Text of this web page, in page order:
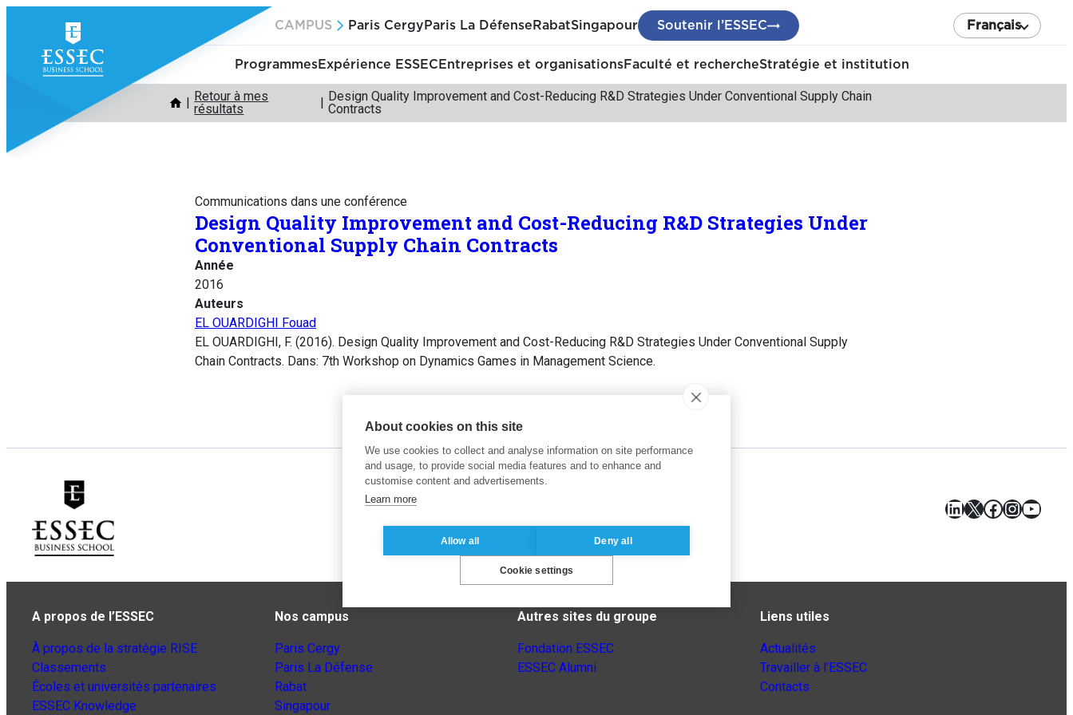
contenu
CAMPUS Paris Cergy Paris La Défense RabatSingapour Soutenir l’ESSEC Français
ProgrammesExpérience ESSEC Entreprises et organisationsFaculté et rechercheStratégie et institution
Retour à mes
résultats
Design Quality Improvement and Cost-Reducing R&D Strategies Under Conventional Supply Chain
Contracts
Communications dans une conférence
Design Quality Improvement and Cost-Reducing R&D Strategies Under
Conventional Supply Chain Contracts
Année
2016
Auteurs
EL OUARDIGHI Fouad
EL OUARDIGHI, F. (2016). Design Quality Improvement and Cost-Reducing R&D Strategies Under Conventional Supply
Chain Contracts. Dans: 7th Workshop on Dynamics Games in Management Science.
LinkedIn
X Facebook
A propos de l’ESSEC
À propos de la stratégie RISE
Classements
Écoles et universités partenaires
ESSEC Knowledge
Nos campus
Paris Cergy
Paris La Défense
Rabat
Singapour
Autres sites du groupe
Fondation ESSEC
ESSEC Alumni
Liens utiles
Actualités
Travailler à l’ESSEC
Contacts
About cookies on this site
We use cookies to collect and analyse information on site performance
and usage, to provide social media features and to enhance and
customise content and advertisements.
Learn more
Allow all Deny all
Cookie settings